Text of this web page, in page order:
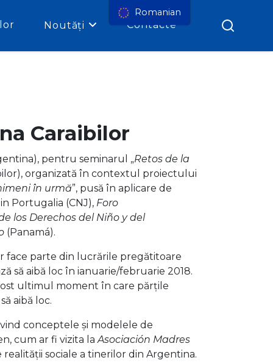
Noutăți Contacte
Caraibilor
pentru seminarul „Retos de la
organizată în contextul proiectului
în urmă”, pusă în aplicare de
Portugalia (CNJ), Foro
los Derechos del Niño y del
(Panamá).
face parte din lucrările pregătitoare
să aibă loc în ianuarie/februarie 2018.
ultimul moment în care părțile
aibă loc.
conceptele și modelele de
cum ar fi vizita laAsociación Madres
sociale a tinerilor din Argentina.
Romanian